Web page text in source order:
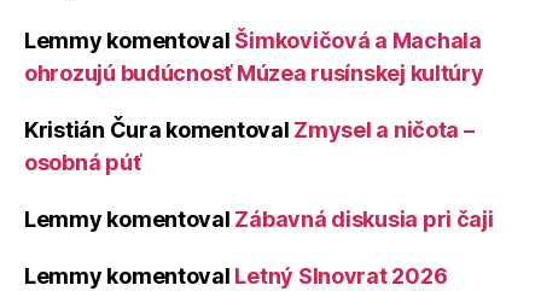
Lemmy komentoval Šimkovičová a Machala
ohrozujú budúcnosť Múzea rusínskej kultúry
Kristián Čura komentoval Zmysel a ničota –
osobná púť
Lemmy komentoval Zábavná diskusia pri čaji
Lemmy komentoval Letný Slnovrat 2026